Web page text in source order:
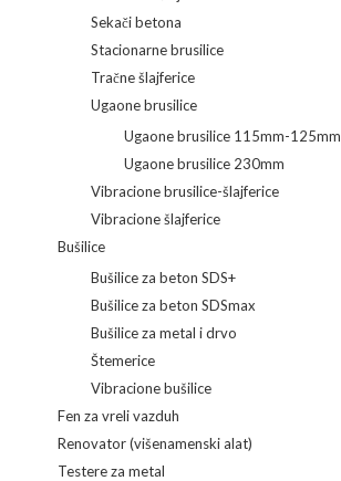
Sekači betona
Stacionarne brusilice
Tračne šlajferice
Ugaone brusilice
Ugaone brusilice 115mm-125mm
Ugaone brusilice 230mm
Vibracione brusilice-šlajferice
Vibracione šlajferice
Bušilice
Bušilice za beton SDS+
Bušilice za beton SDSmax
Bušilice za metal i drvo
Štemerice
Vibracione bušilice
Fen za vreli vazduh
Renovator (višenamenski alat)
Testere za metal